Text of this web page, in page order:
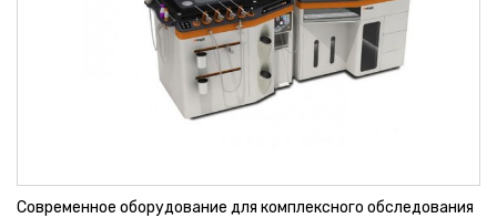
Современное оборудование для комплексного обследования